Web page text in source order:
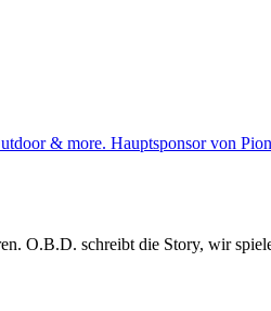
O.B.D. schreibt die Story, wir